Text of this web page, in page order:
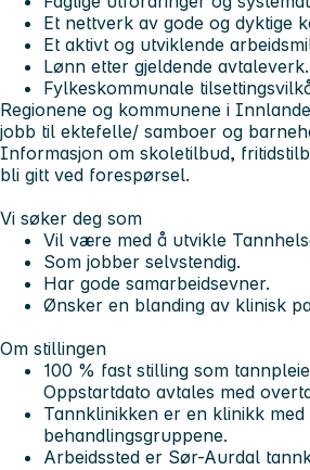
Et nettverk av gode og dyktige
Et aktivt og utviklende
Lønn etter gjeldende avtaleverk.
Fylkeskommunale
Regionene og kommunene i
jobb til ektefelle/ samboer og
Informasjon om skoletilbud,
bli gitt ved forespørsel.
Vi søker deg som
Vil være med å utvikle
Som jobber selvstendig.
Har gode samarbeidsevner.
Ønsker en blanding av klinisk
Om stillingen
100 % fast stilling som
Oppstartdato avtales med
Tannklinikken er en klinikk
behandlingsgruppene.
Arbeidssted er Sør-Aurdal